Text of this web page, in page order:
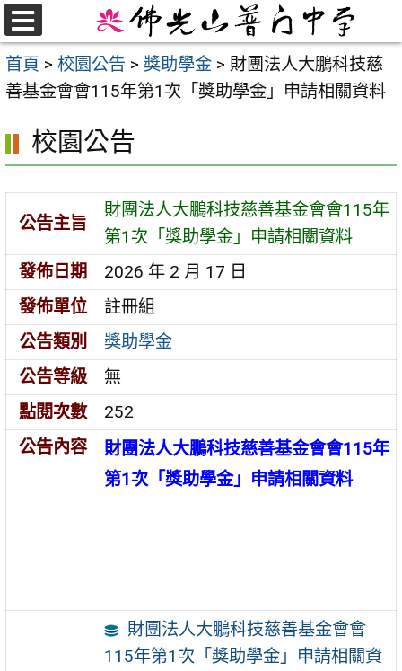
跳
至
主
要
首頁 > 校園公告 > 獎助學金 > 財團法人大鵬科技慈
善基金會會115年第1次「獎助學金」申請相關資料
校園公告
公告主旨
財團法人大鵬科技慈善基金會會115年
第1次「獎助學金」申請相關資料
發佈日期
2026 年 2 月 17 日
發佈單位
註冊組
公告類別
獎助學金
公告等級
無
點閱次數
252
公告內容
財團法人大鵬科技慈善基金會會115年
第1次「獎助學金」申請相關資料
財團法人大鵬科技慈善基金會會
115年第1次「獎助學金」申請相關資
選
單